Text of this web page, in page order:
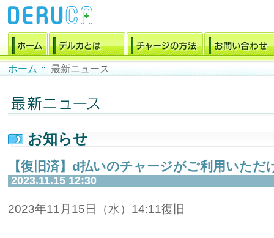
ホーム 最新ニュース
お知らせ
【復旧済】d払いのチャージがご利用いた
2023.11.15 12:30
2023年11月15日（水）14:11復旧